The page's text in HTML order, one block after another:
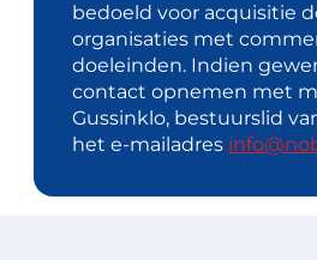
bedoeld voor acquisitie
organisaties met
doeleinden. Indien
contact opnemen met
Gussinklo, bestuurslid
het e-mailadres